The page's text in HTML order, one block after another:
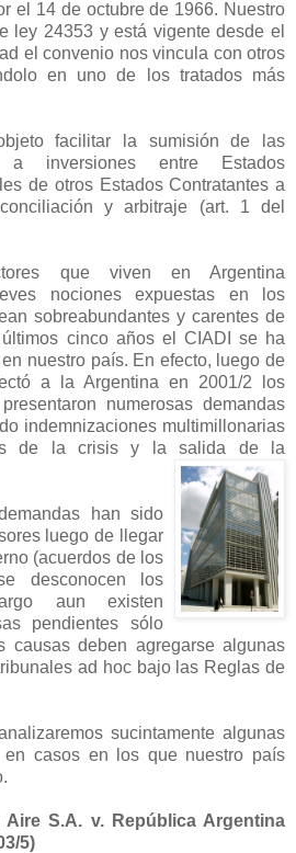
el 14 de octubre de 1966. Nuestro
ley 24353 y está vigente desde el
el convenio nos vincula con otros
en uno de los tratados más
facilitar la sumisión de las
a inversiones entre Estados
de otros Estados Contratantes a
y arbitraje (art. 1 del
que viven en Argentina
nociones expuestas en los
sobreabundantes y carentes de
cinco años el CIADI se ha
nuestro país. En efecto, luego de
a
la Argentina en 2001/2 los
numerosas demandas
indemnizaciones multimillonarias
de la crisis y la salida de la
han sido
luego de llegar
(acuerdos de los
desconocen los
aun existen
pendientes sólo
causas deben agregarse algunas
ad hoc bajo las Reglas de
sucintamente algunas
en casos en los que nuestro país
Aire S.A. v. República Argentina
5)